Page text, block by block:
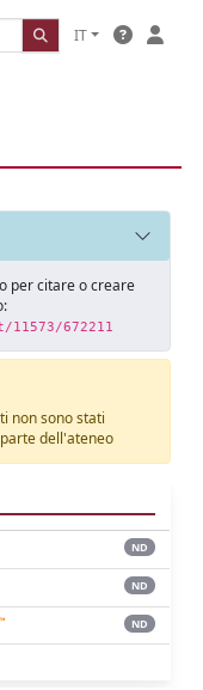
IT
per citare o creare
672211
non sono stati
dell'ateneo
ND
ND
ND